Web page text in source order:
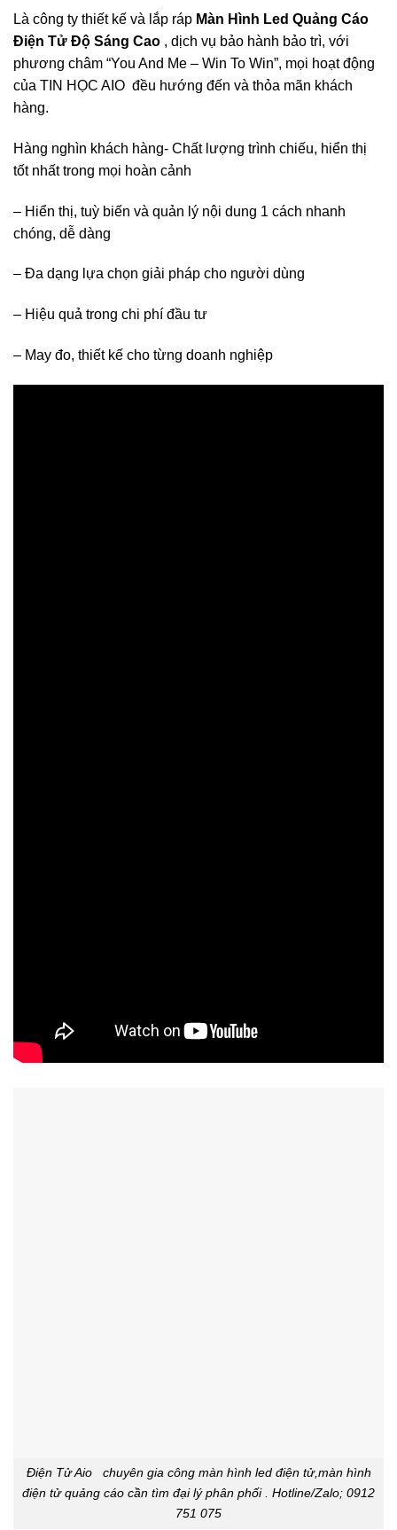
Là công ty thiết kế và lắp ráp Màn Hình Led Quảng Cáo
Điện Tử Độ Sáng Cao , dịch vụ bảo hành bảo trì, với
phương châm “You And Me – Win To Win”, mọi hoạt động
của TIN HỌC AIO đều hướng đến và thỏa mãn khách
hàng.
Hàng nghìn khách hàng- Chất lượng trình chiếu, hiển thị
tốt nhất trong mọi hoàn cảnh
– Hiển thị, tuỳ biến và quản lý nội dung 1 cách nhanh
chóng, dễ dàng
– Đa dạng lựa chọn giải pháp cho người dùng
– Hiệu quả trong chi phí đầu tư
– May đo, thiết kế cho từng doanh nghiệp
Điện Tử Aio chuyên gia công màn hình led điện tử,màn hình
điện tử quảng cáo cần tìm đại lý phân phối . Hotline/Zalo; 0912
751 075